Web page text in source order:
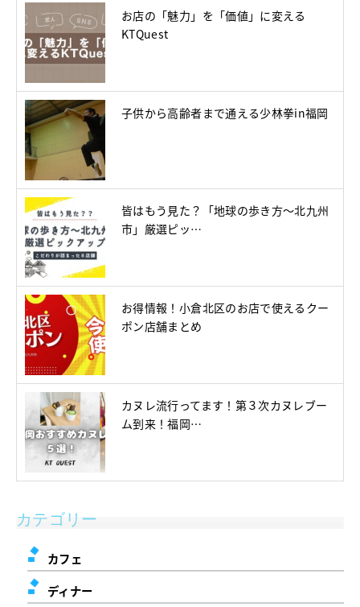
お店の「魅力」を「価値」に変える
KTQuest
子供から高齢者まで通える少林拳in福岡
皆はもう見た？「地球の歩き方～北九州
市」厳選ピッ…
お得情報！小倉北区のお店で使えるクー
ポン店舗まとめ
カヌレ流行ってます！第３次カヌレブー
ム到来！福岡…
カテゴリー
カフェ
ディナー